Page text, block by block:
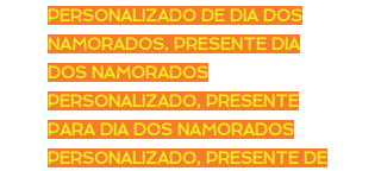
PERSONALIZADO DE DIA DOS
NAMORADOS, PRESENTE DIA
DOS NAMORADOS
PERSONALIZADO, PRESENTE
PARA DIA DOS NAMORADOS
PERSONALIZADO, PRESENTE DE